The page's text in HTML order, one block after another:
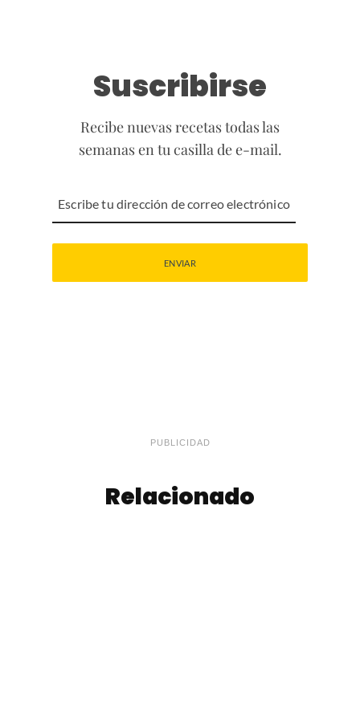
Suscribirse
Recibe nuevas recetas todas las
semanas en tu casilla de e-mail.
PUBLICIDAD
Relacionado